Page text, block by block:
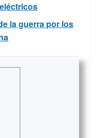
la guerra por los